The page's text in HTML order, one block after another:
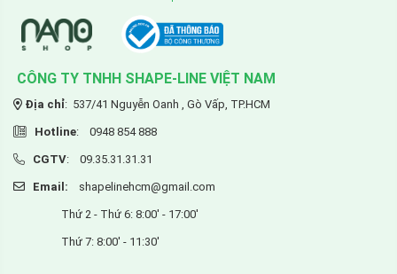
CÔNG TY TNHH SHAPE-LINE VIỆT NAM
Địa chỉ: 537/41 Nguyễn Oanh , Gò Vấp, TP.HCM
Hotline: 0948 854 888
CGTV: 09.35.31.31.31
Email: shapelinehcm@gmail.com
Thứ 2 - Thứ 6: 8:00' - 17:00'
Thứ 7: 8:00' - 11:30'